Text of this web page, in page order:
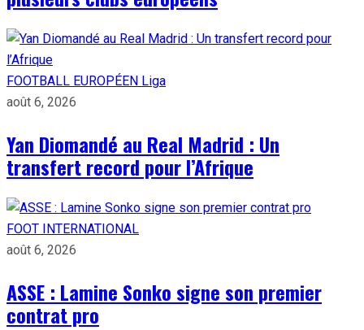
FOOTBALL EUROPÉEN Liga
août 6, 2026
Yan Diomandé au Real Madrid : Un
transfert record pour l’Afrique
FOOT INTERNATIONAL
août 6, 2026
ASSE : Lamine Sonko signe son premier
contrat pro